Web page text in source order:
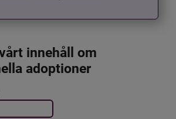
innehåll om
adoptioner
postas automatiskt